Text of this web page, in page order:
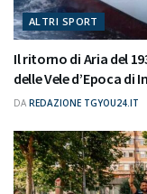
ALTRI SPORT
Il ritorno di Aria del
delle Vele d’Epoca di
DA REDAZIONE TGYOU24.IT